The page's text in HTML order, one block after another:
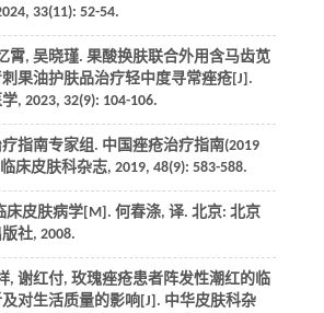
33(11): 52-54.
霄, 吴晓瑾. 果酸换肤联合外用含马齿苋
果油护肤品治疗轻中度寻常痤疮[J].
, 2023, 32(9): 104-106.
指南专家组. 中国痤疮治疗指南(2019
床皮肤科杂志, 2019, 48(9): 583-588.
临床皮肤病学[M]. 何春涤, 译. 北京: 北京
社, 2008.
, 谢红付, 玫瑰痤疮患者阵发性潮红的临
对生活质量的影响[J]. 中华皮肤科杂